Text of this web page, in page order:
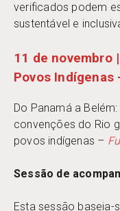
verificados podem
sustentável e
11 de novembro
Povos Indígenas
Do Panamá a
convenções do Rio
povos indígenas –
Sessão de
Esta sessão baseia-